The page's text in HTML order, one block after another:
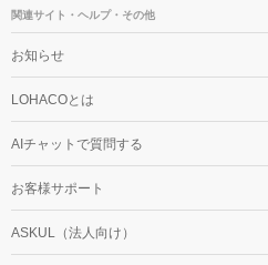
関連サイト・ヘルプ・その他
お知らせ
LOHACOとは
AIチャットで質問する
お客様サポート
ASKUL（法人向け）